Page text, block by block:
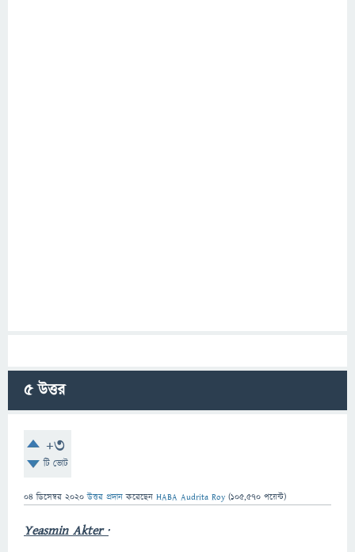
5উত্তর
+3
টি ভোট
04 ডিসেম্বর 2020 উত্তর প্রদান করেছেন HABA Audrita Roy (105,570 পয়েন্ট)
Yeasmin Akter ·